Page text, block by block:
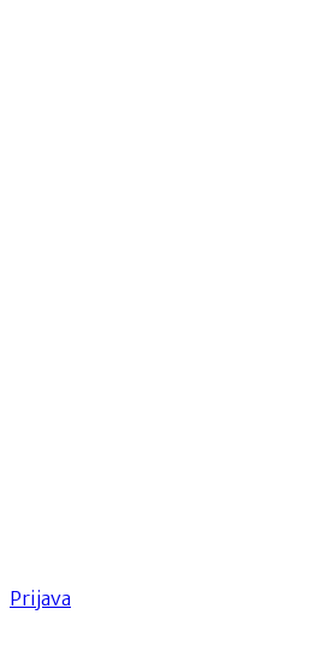
Prijava